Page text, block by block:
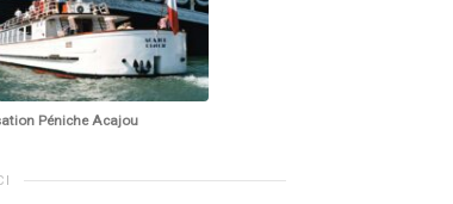
Péniche Acajou